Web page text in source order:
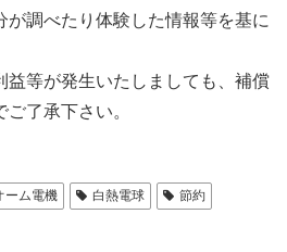
が調べたり体験した情報等を基に
益等が発生いたしましても、補償
了承下さい。
ーム電機 白熱電球
節約